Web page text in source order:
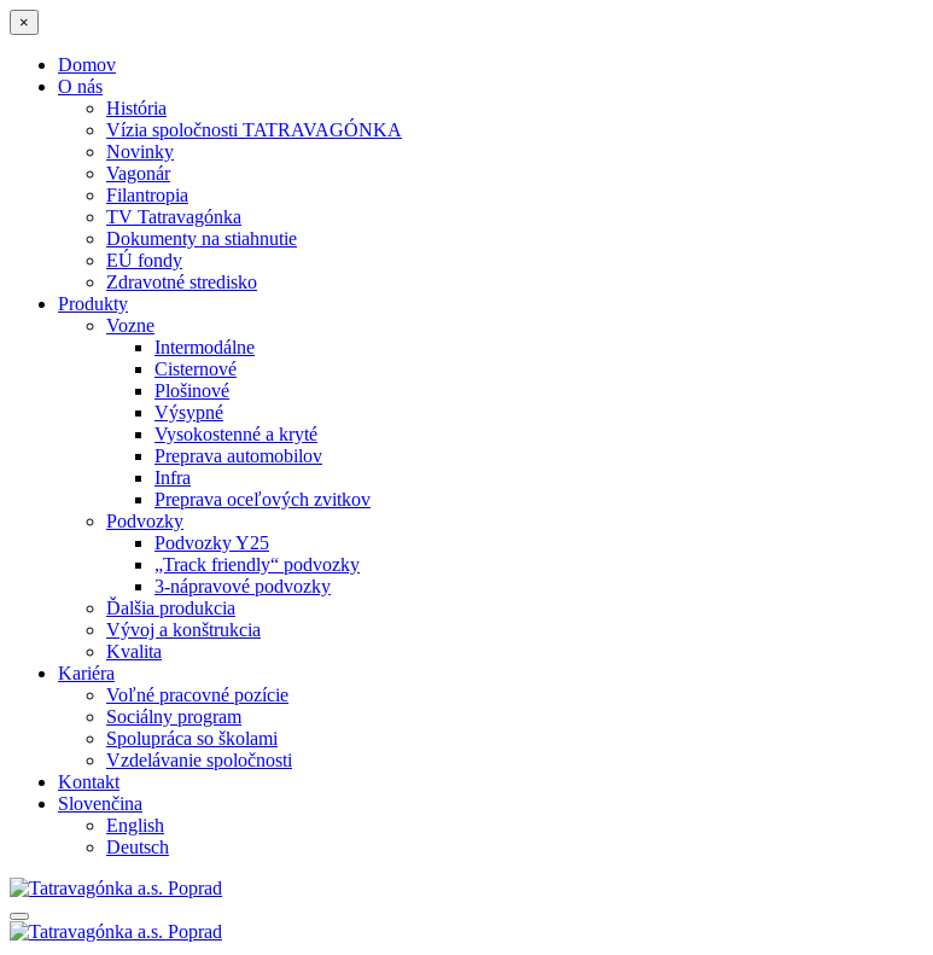
×
Domov
O nás
História
Vízia spoločnosti TATRAVAGÓNKA
Novinky
Vagonár
Filantropia
TV Tatravagónka
Dokumenty na stiahnutie
EÚ fondy
Zdravotné stredisko
Produkty
Vozne
Intermodálne
Cisternové
Plošinové
Výsypné
Vysokostenné a kryté
Preprava automobilov
Infra
Preprava oceľových zvitkov
Podvozky
Podvozky Y25
„Track friendly“ podvozky
3-nápravové podvozky
Ďalšia produkcia
Vývoj a konštrukcia
Kvalita
Kariéra
Voľné pracovné pozície
Sociálny program
Spolupráca so školami
Vzdelávanie spoločnosti
Kontakt
Slovenčina
English
Deutsch